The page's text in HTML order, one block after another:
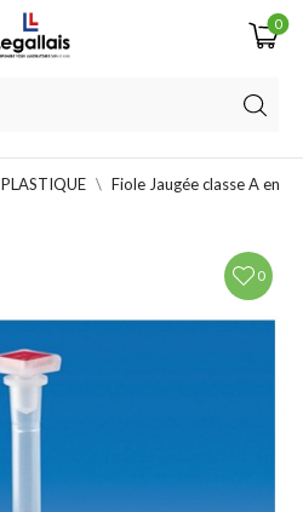
0
PLASTIQUE
Fiole Jaugée classe A en
0